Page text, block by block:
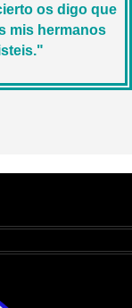
os digo que
mis hermanos